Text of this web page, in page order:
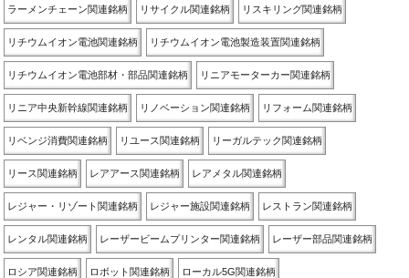
ラーメンチェーン関連銘柄 リサイクル関連銘柄 リスキリング関連銘柄
リチウムイオン電池関連銘柄 リチウムイオン電池製造装置関連銘柄
リチウムイオン電池部材・部品関連銘柄 リニアモーターカー関連銘柄
リニア中央新幹線関連銘柄 リノベーション関連銘柄 リフォーム関連銘柄
リベンジ消費関連銘柄 リユース関連銘柄 リーガルテック関連銘柄
リース関連銘柄 レアアース関連銘柄 レアメタル関連銘柄
レジャー・リゾート関連銘柄 レジャー施設関連銘柄 レストラン関連銘柄
レンタル関連銘柄 レーザービームプリンター関連銘柄 レーザー部品関連銘柄
ロシア関連銘柄 ロボット関連銘柄 ローカル5G関連銘柄